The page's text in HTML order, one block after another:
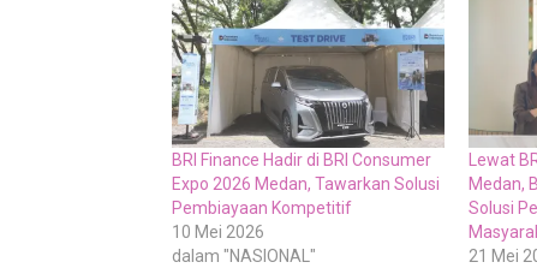
BRI Finance Hadir di BRI Consumer
Expo 2026 Medan, Tawarkan Solusi
Pembiayaan Kompetitif
10 Mei 2026
dalam "NASIONAL"
Lewat
Medan,
Solusi
21 Mei